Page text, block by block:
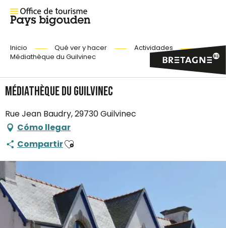
Inicio Qué ver y hacer
Actividades
Médiathèque du Guilvinec
Médiathèque du Guilvinec
Rue Jean Baudry, 29730 Guilvinec
Cómo llegar
CompartirAjouter aux favoris